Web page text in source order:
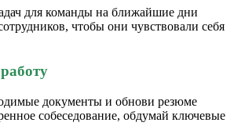
для команды на ближайшие дни
чтобы они чувствовали себя
документы и обнови резюме
собеседование, обдумай ключевые